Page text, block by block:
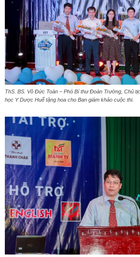
ThS. BS. Võ Đức Toàn – Phó Bí thư Đoàn Trường, Chủ
học Y Dược Huế tặng hoa cho Ban giám khảo cuộc thi.